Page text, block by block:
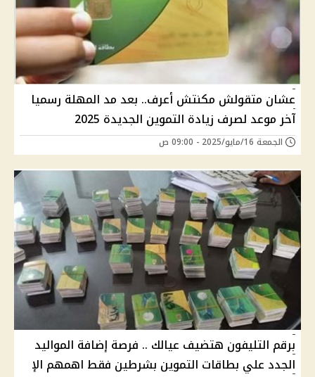
عشان متقولش مكنتش أعرف.. بعد مد المهلة رسميا
آخر موعد لصرف زيادة التموين الجديدة 2025
الجمعة 16/مايو/2025 - 09:00 ص
برقم التليفون هتضيف عيالك .. فرصة إضافة المواليد
الجدد علي بطاقات التموين بشرطين فقط اهمهم الإ